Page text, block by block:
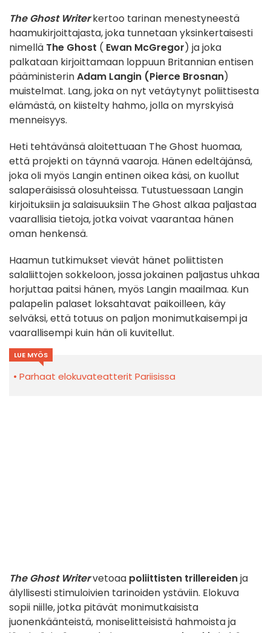
The Ghost Writerkertoo tarinan menestyneestä
haamukirjoittajasta, joka tunnetaan yksinkertaisesti
nimellä The Ghost ( Ewan McGregor) ja joka
palkataan kirjoittamaan loppuun Britannian entisen
pääministerinAdam Langin (Pierce Brosnan)
muistelmat. Lang, joka on nyt vetäytynyt poliittisesta
elämästä, on kiistelty hahmo, jolla on myrskyisä
menneisyys.
Heti tehtävänsä aloitettuaan The Ghost huomaa,
että projekti on täynnä vaaroja. Hänen edeltäjänsä,
joka oli myös Langin entinen oikea käsi, on kuollut
salaperäisissä olosuhteissa. Tutustuessaan Langin
kirjoituksiin ja salaisuuksiin The Ghost alkaa paljastaa
vaarallisia tietoja, jotka voivat vaarantaa hänen
oman henkensä.
Haamun tutkimukset vievät hänet poliittisten
salaliittojen sokkeloon, jossa jokainen paljastus uhkaa
horjuttaa paitsi hänen, myös Langin maailmaa. Kun
palapelin palaset loksahtavat paikoilleen, käy
selväksi, että totuus on paljon monimutkaisempi ja
vaarallisempi kuin hän oli kuvitellut.
LUE MYÖS
Parhaat elokuvateatterit Pariisissa
The Ghost Writervetoaa poliittisten trillereidenja
älyllisesti stimuloivien tarinoiden ystäviin. Elokuva
sopii niille, jotka pitävät monimutkaisista
juonenkäänteistä, moniselitteisistä hahmoista ja